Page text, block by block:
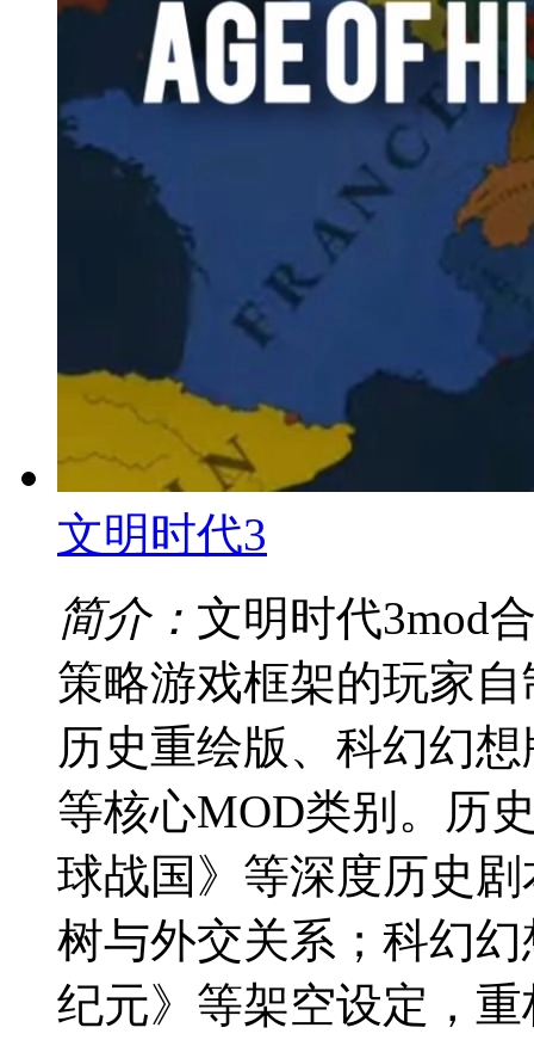
文明时代3
简介： 文明时代3mod
策略游戏框架的玩家
历史重绘版、科幻幻
等核心MOD类别。历
球战国》等深度历史
树与外交关系；科幻
纪元》等架空设定，